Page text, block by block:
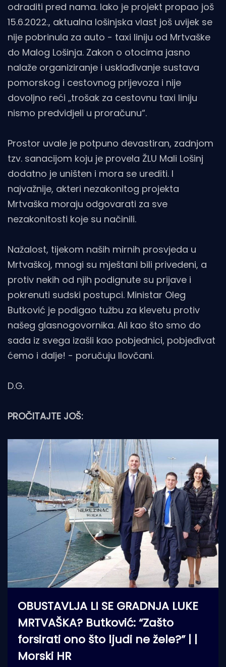
odraditi pred nama. Iako je projekt propao još
15.6.2022., aktualna lošinjska vlast još uvijek se
nije pobrinula za auto - taxi liniju od Mrtvaške
do Malog Lošinja. Zakon o otocima jasno
nalaže organiziranje i usklađivanje sustava
pomorskog i cestovnog prijevoza i nije
dovoljno reći „trošak za cestovnu taxi liniju
nismo predvidjeli u proračunu“.
Prostor uvale je potpuno devastiran, zadnjom
tzv. sanacijom koju je provela ŽLU Mali Lošinj
dodatno je uništen i mora se urediti. I
najvažnije, akteri nezakonitog projekta
Mrtvaška moraju odgovarati za sve
nezakonitosti koje su načinili.
Nažalost, tijekom naših mirnih prosvjeda u
Mrtvaškoj, mnogi su mještani bili privedeni, a
protiv nekih od njih podignute su prijave i
pokrenuti sudski postupci. Ministar Oleg
Butković je podigao tužbu za klevetu protiv
našeg glasnogovornika. Ali kao što smo do
sada iz svega izašli kao pobjednici, pobjeđivat
ćemo i dalje! - poručuju Ilovčani.
D.G.
PROČITAJTE JOŠ:
OBUSTAVLJA LI SE GRADNJA LUKE
MRTVAŠKA? Butković: “Zašto
forsirati ono što ljudi ne žele?” | |
Morski HR